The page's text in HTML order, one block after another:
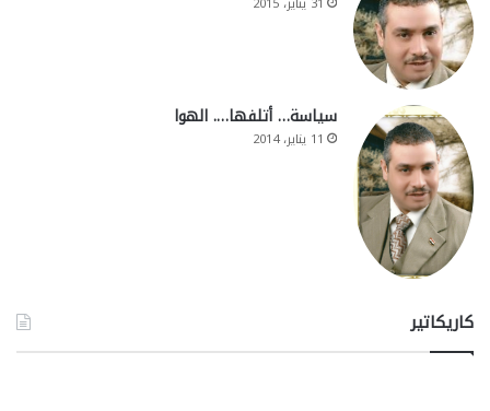
سياسة… أتلفها…. الهوا
11 يناير، 2014
كاريكاتير